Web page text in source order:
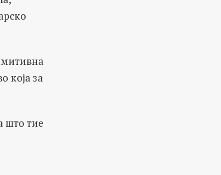
која за
што тие